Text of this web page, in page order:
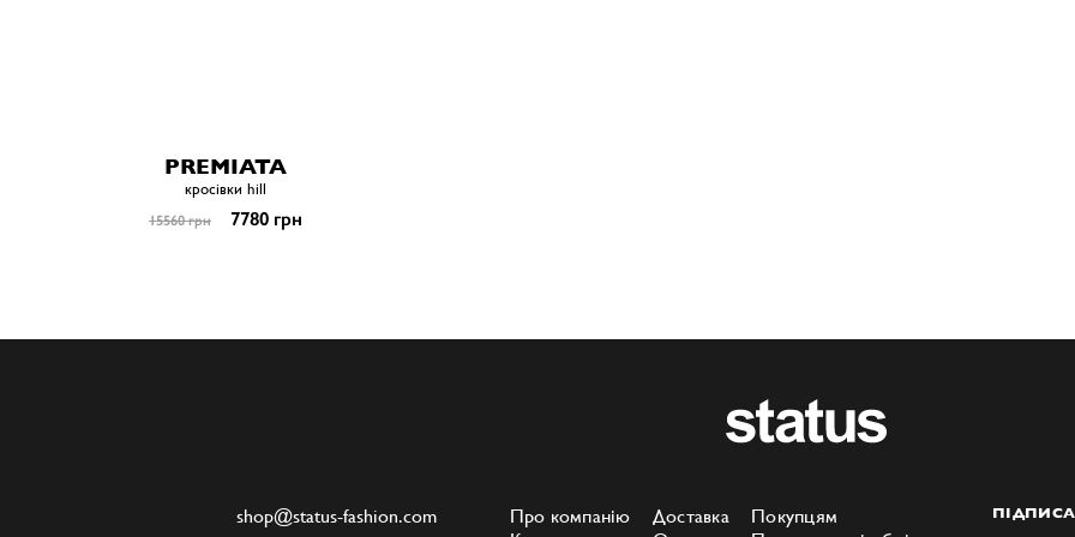
PREMIATA
кросівки hill
15560 грн 7780 грн
Про компанію
Доставка
Покупцям
shop@status-fashion.com